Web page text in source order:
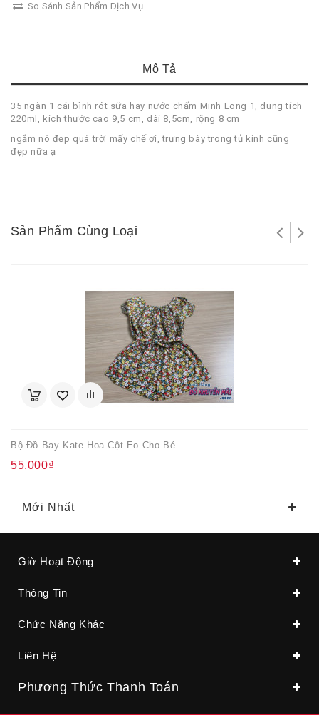
So Sánh Sản Phẩm Dịch Vụ
Mô Tả
35 ngàn 1 cái bình rót sữa hay nước chấm Minh Long 1, dung tích
220ml, kích thước cao 9,5 cm, dài 8,5cm, rộng 8 cm
ngắm nó đẹp quá trời mấy chế ơi, trưng bày trong tủ kính cũng
đẹp nữa ạ
Sản Phẩm Cùng Loại
Bộ Đồ Bay Kate Hoa Cột Eo Cho Bé
55.000₫
Mới Nhất
Giờ Hoạt Động
Thông Tin
Chức Năng Khác
Liên Hệ
Phương Thức Thanh Toán